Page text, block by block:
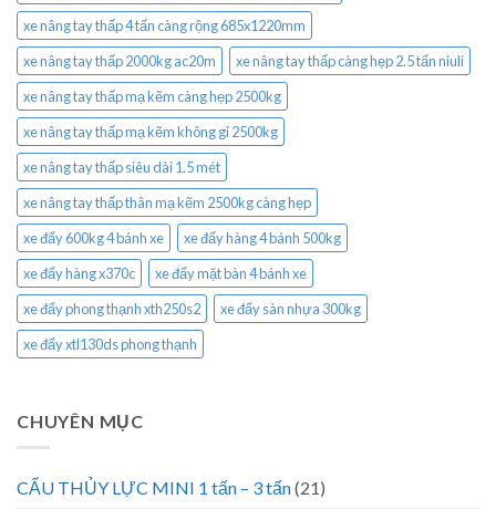
xe nâng tay thấp 4 tấn càng rộng 685x1220mm
xe nâng tay thấp 2000kg ac20m
xe nâng tay thấp càng hẹp 2.5 tấn niuli
xe nâng tay thấp mạ kẽm càng hẹp 2500kg
xe nâng tay thấp mạ kẽm không gỉ 2500kg
xe nâng tay thấp siêu dài 1.5 mét
xe nâng tay thấp thân mạ kẽm 2500kg càng hẹp
xe đẩy 600kg 4 bánh xe
xe đẩy hàng 4 bánh 500kg
xe đẩy hàng x370c
xe đẩy mặt bàn 4 bánh xe
xe đẩy phong thạnh xth250s2
xe đẩy sàn nhựa 300kg
xe đẩy xtl130ds phong thạnh
CHUYÊN MỤC
CẨU THỦY LỰC MINI 1 tấn – 3 tấn(21)